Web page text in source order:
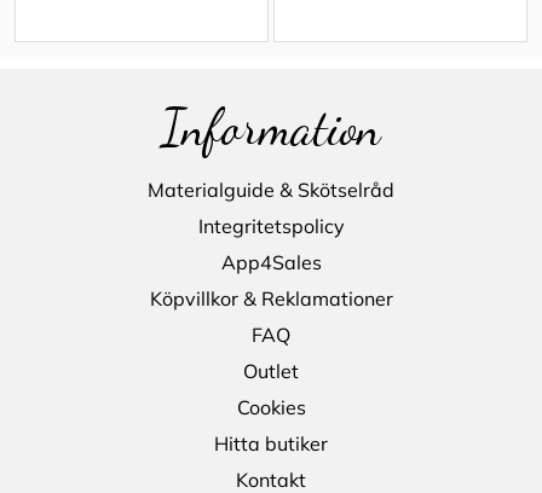
Information
Materialguide & Skötselråd
Integritetspolicy
App4Sales
Köpvillkor & Reklamationer
FAQ
Outlet
Cookies
Hitta butiker
Kontakt